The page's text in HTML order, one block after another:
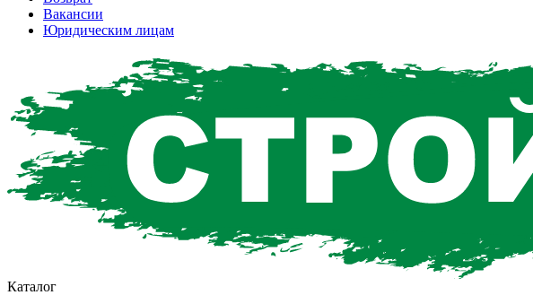
Вакансии
Юридическим лицам
Каталог